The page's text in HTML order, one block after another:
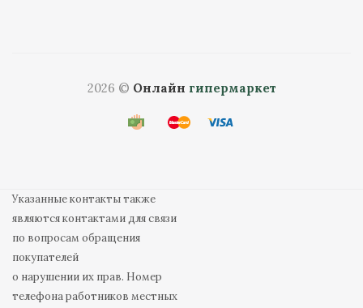
2026 © Онлайн гипермаркет
Указанные контакты также
являются контактами для связи
по вопросам обращения
покупателей
о нарушении их прав. Номер
телефона работников местных